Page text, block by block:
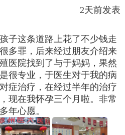
2天前发表
子这条道路上花了不少钱走
多罪，后来经过朋友介绍来
医院找到了与于妈妈，果然
很专业，于医生对于我的病
症治疗，在经过半年的治疗
现在我怀孕三个月啦。非常
年心愿。